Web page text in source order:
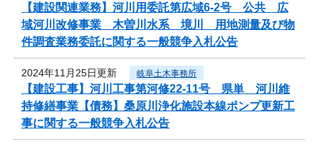
【建設関連業務】河川用委託第広域6-2号 公共 広
域河川改修事業 木曽川水系 境川 用地測量及び物
件調査業務委託に関する一般競争入札公告
2024年11月25日更新 岐阜土木事務所
【建設工事】河川工事第河修22-11号 県単 河川維
持修繕事業【債務】桑原川浄化施設本線ポンプ更新工
事に関する一般競争入札公告